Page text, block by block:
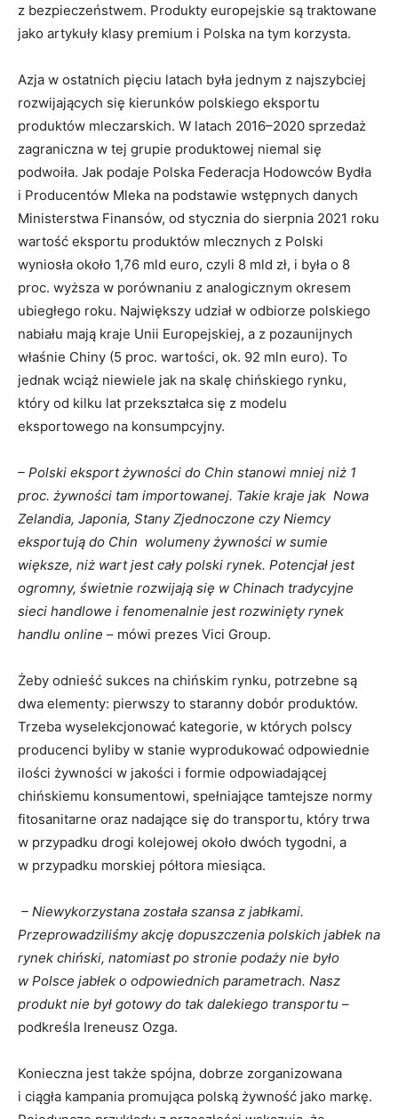
z bezpieczeństwem. Produkty europejskie są traktowane
jako artykuły klasy premium i Polska na tym korzysta.
Azja w ostatnich pięciu latach była jednym z najszybciej
rozwijających się kierunków polskiego eksportu
produktów mleczarskich. W latach 2016–2020 sprzedaż
zagraniczna w tej grupie produktowej niemal się
podwoiła. Jak podaje Polska Federacja Hodowców Bydła
i Producentów Mleka na podstawie wstępnych danych
Ministerstwa Finansów, od stycznia do sierpnia 2021 roku
wartość eksportu produktów mlecznych z Polski
wyniosła około 1,76 mld euro, czyli 8 mld zł, i była o 8
proc. wyższa w porównaniu z analogicznym okresem
ubiegłego roku. Największy udział w odbiorze polskiego
nabiału mają kraje Unii Europejskiej, a z pozaunijnych
właśnie Chiny (5 proc. wartości, ok. 92 mln euro). To
jednak wciąż niewiele jak na skalę chińskiego rynku,
który od kilku lat przekształca się z modelu
eksportowego na konsumpcyjny.
– Polski eksport żywności do Chin stanowi mniej niż 1
proc. żywności tam importowanej. Takie kraje jak Nowa
Zelandia, Japonia, Stany Zjednoczone czy Niemcy
eksportują do Chin wolumeny żywności w sumie
większe, niż wart jest cały polski rynek. Potencjał jest
ogromny, świetnie rozwijają się w Chinach tradycyjne
sieci handlowe i fenomenalnie jest rozwinięty rynek
handlu online – mówi prezes Vici Group.
Żeby odnieść sukces na chińskim rynku, potrzebne są
dwa elementy: pierwszy to staranny dobór produktów.
Trzeba wyselekcjonować kategorie, w których polscy
producenci byliby w stanie wyprodukować odpowiednie
ilości żywności w jakości i formie odpowiadającej
chińskiemu konsumentowi, spełniające tamtejsze normy
fitosanitarne oraz nadające się do transportu, który trwa
w przypadku drogi kolejowej około dwóch tygodni, a
w przypadku morskiej półtora miesiąca.
– Niewykorzystana została szansa z jabłkami.
Przeprowadziliśmy akcję dopuszczenia polskich jabłek na
rynek chiński, natomiast po stronie podaży nie było
w Polsce jabłek o odpowiednich parametrach. Nasz
produkt nie był gotowy do tak dalekiego transportu –
podkreśla Ireneusz Ozga.
Konieczna jest także spójna, dobrze zorganizowana
i ciągła kampania promująca polską żywność jako markę.